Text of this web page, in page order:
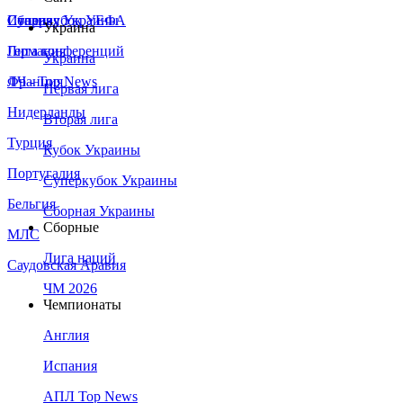
Сборная Украины
Италия
Германия
Франция
Нидерланды
Турция
Португалия
Бельгия
МЛС
Саудовская Аравия
Суперкубок УЕФА
Лига конференций
ЛЧ - Top News
Украина
Украина
Первая лига
Вторая лига
Кубок Украины
Суперкубок Украины
Сборная Украины
Сборные
Лига наций
ЧМ 2026
Чемпионаты
Англия
Испания
АПЛ Top News